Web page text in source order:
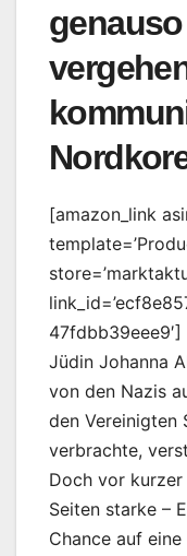
[amazon_link
Jüdin Johanna
von den Nazis
den Vereinigten
verbrachte,
Doch vor
Seiten starke –
Chance auf